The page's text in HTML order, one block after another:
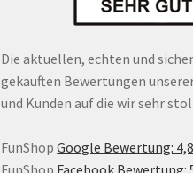
Die aktuellen, echten und
gekauften Bewertungen
und Kunden auf die wir sehr
FunShop Google Bewertung:
FunShop Facebook Bewertung: